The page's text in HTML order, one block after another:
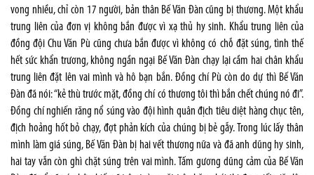
vong nhiều, chỉ còn 17 người, bản thân Bế Văn Đàn cũng bị thương. Một khẩu
trung liên của đơn vị không bắn được vì xạ thủ hy sinh. Khẩu trung liên của
đồng đội Chu Văn Pù cũng chưa bắn được vì không có chỗ đặt súng, tình thế
hết sức khẩn trương, không ngần ngại Bế Văn Đàn chạy lại cầm hai chân khẩu
trung liên đặt lên vai mình và hô bạn bắn. Đồng chí Pù còn do dự thì Bế Văn
Đàn đã nói: “kẻ thù trước mặt, đồng chí có thương tôi thì bắn chết chúng nó đi”.
Đồng chí nghiến răng nổ súng vào đội hình quân địch tiêu diệt hàng chục tên,
địch hoảng hốt bỏ chạy, đợt phản kích của chúng bị bẻ gẫy. Trong lúc lấy thân
mình làm giá súng, Bế Văn Đàn bị hai vết thương nữa và đã anh dũng hy sinh,
hai tay vẫn còn ghì chặt súng trên vai mình. Tấm gương dũng cảm của Bế Văn